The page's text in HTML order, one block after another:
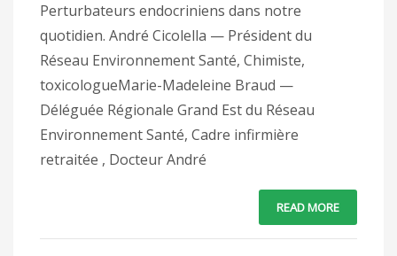
Perturbateurs endocriniens dans notre
quotidien. André Cicolella — Président du
Réseau Environnement Santé, Chimiste,
toxicologueMarie-Madeleine Braud —
Déléguée Régionale Grand Est du Réseau
Environnement Santé, Cadre infirmière
retraitée , Docteur André
READ MORE